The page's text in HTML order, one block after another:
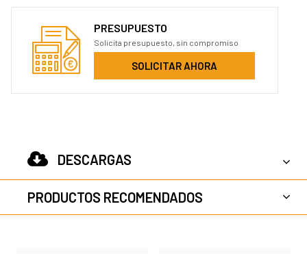
PRESUPUESTO
Solicita presupuesto, sin compromiso
SOLICITAR AHORA
DESCARGAS
PRODUCTOS RECOMENDADOS